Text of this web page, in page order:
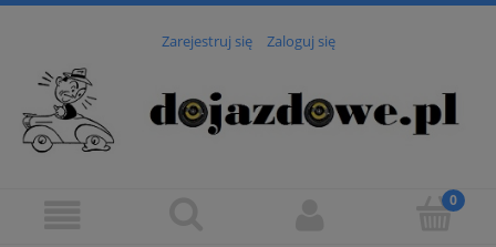
Zarejestruj się Zaloguj się